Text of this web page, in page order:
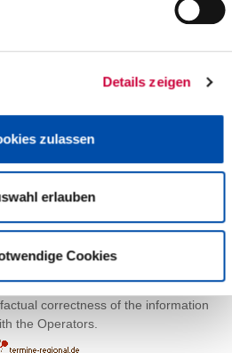
Details zeigen
zulassen
erlauben
Cookies
Leaflet| ©OpenStreetMap
correctness of the information
the Operators.